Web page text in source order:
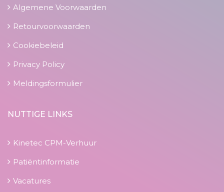
Algemene Voorwaarden
Retourvoorwaarden
Cookiebeleid
Privacy Policy
Meldingsformulier
NUTTIGE LINKS
Kinetec CPM-Verhuur
Patiëntinformatie
Vacatures